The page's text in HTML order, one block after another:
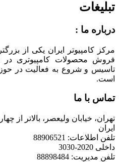
تبلیغات
درباره ما :
مرکز کامپیوتر ایران یکی از
است.
تماس با ما
تهران، خیابان ولیعصر، بالاتر از
ایران
تلفن اطلاعات: 88906521
داخلی 2020-3030
تلفن مدیریت: 88898484